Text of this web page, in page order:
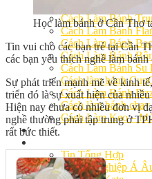
Cách Làm Bánh
Cách Làm Bánh
Cách Làm Bánh
Cách Làm Bánh
Cách Làm Bánh Su
Cách làm bánh
Cách Làm Bánh
Cách làm bánh chay
Cách Làm Kẹo –
Video
Tin Tổng Hợp
Hướng Nghiệp Á
Học làm bánh ở Cần Thơ
Tin vui cho các bạn trẻ tại Cần
các bạn yêu thích nghề làm
Sự phát triển mạnh mẽ về kinh
triển đó là sự xuất hiện của
Hiện nay chưa có nhiều đơn vị
nghề thường phải tập trung ở
rất bức thiết.